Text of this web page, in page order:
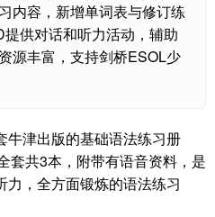
内容，新增单词表与修订练
供对话和听力活动，辅助
源丰富，支持剑桥ESOL少
牛津出版的基础语法练习册
套共3本，附带有语音资料，是
，全方面锻炼的语法练习